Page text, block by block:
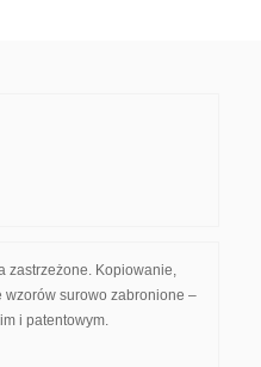
zastrzeżone. Kopiowanie,
surowo zabronione –
i patentowym.